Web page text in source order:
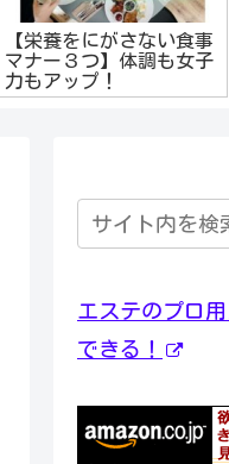
【栄養をにがさない食事
マナー３つ】体調も女子
力もアップ！
エステのプロ
できる！